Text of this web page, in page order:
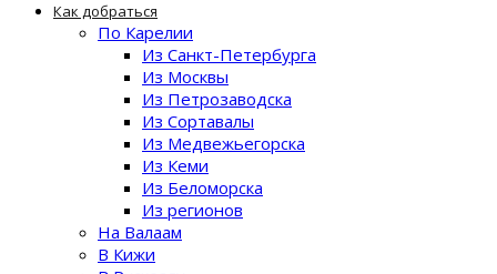
Как добраться
По Карелии
Из Санкт-Петербурга
Из Москвы
Из Петрозаводска
Из Сортавалы
Из Медвежьегорска
Из Кеми
Из Беломорска
Из регионов
На Валаам
В Кижи